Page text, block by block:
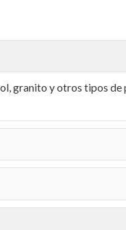
granito y otros tipos de